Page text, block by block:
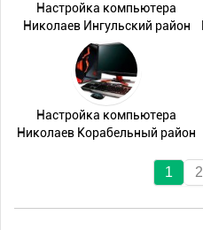
Настройка компьютера
Николаев Ингульский район
Настройка компьютера
Николаев Корабельный район
1 2